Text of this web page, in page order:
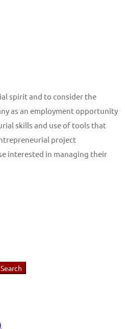
spirit and to consider the
as an employment opportunity
skills and use of tools that
project
interested in managing their
Search